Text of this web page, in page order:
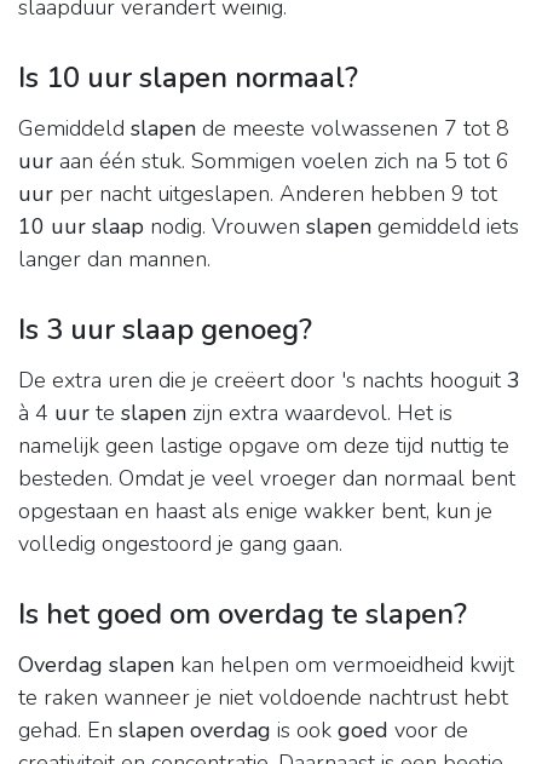
slaapduur verandert weinig.
Is 10 uur slapen normaal?
Gemiddeld slapen de meeste volwassenen 7 tot 8
uur aan één stuk. Sommigen voelen zich na 5 tot 6
uur per nacht uitgeslapen. Anderen hebben 9 tot
10 uur slaap nodig. Vrouwen slapen gemiddeld iets
langer dan mannen.
Is 3 uur slaap genoeg?
De extra uren die je creëert door 's nachts hooguit3
à 4 uur te slapen zijn extra waardevol. Het is
namelijk geen lastige opgave om deze tijd nuttig te
besteden. Omdat je veel vroeger dan normaal bent
opgestaan en haast als enige wakker bent, kun je
volledig ongestoord je gang gaan.
Is het goed om overdag te slapen?
Overdag slapen kan helpen om vermoeidheid kwijt
te raken wanneer je niet voldoende nachtrust hebt
gehad. En slapen overdag is ook goed voor de